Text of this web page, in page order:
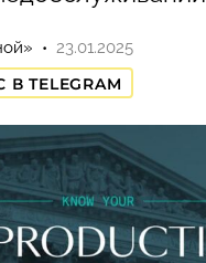
23.01.2025
TELEGRAM